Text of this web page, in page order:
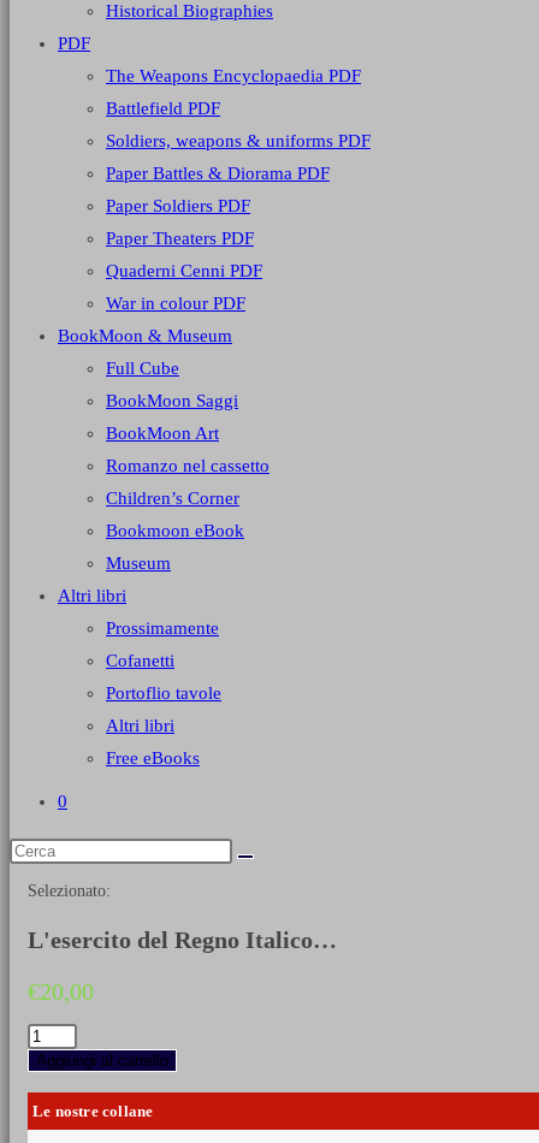
Historical Biographies
PDF
The Weapons Encyclopaedia PDF
Battlefield PDF
Soldiers, weapons & uniforms PDF
Paper Battles & Diorama PDF
Paper Soldiers PDF
Paper Theaters PDF
Quaderni Cenni PDF
War in colour PDF
BookMoon & Museum
Full Cube
BookMoon Saggi
BookMoon Art
Romanzo nel cassetto
Children’s Corner
Bookmoon eBook
Museum
Altri libri
Prossimamente
Cofanetti
Portoflio tavole
Altri libri
Free eBooks
0
Selezionato:
L'esercito del Regno Italico…
€20,00
L'esercito
del
Regno
Italico
1806-
Aggiungi al carrello
Le nostre collane